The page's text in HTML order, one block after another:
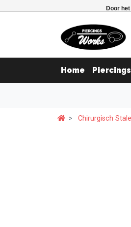
Door
Home Piercings
Chirurgisch